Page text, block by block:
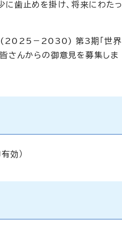
に歯止めを掛け、将来にわたっ
画(2025－2030) 第3期「世界
皆さんからの御意見を募集しま
効）